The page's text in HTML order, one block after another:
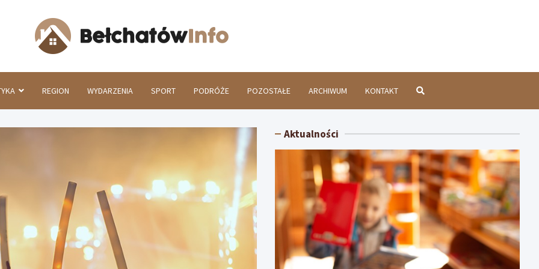
REGION WYDARZENIA SPORT PODRÓŻE POZOSTAŁE ARCHIWUM KONTAKT
Aktualności